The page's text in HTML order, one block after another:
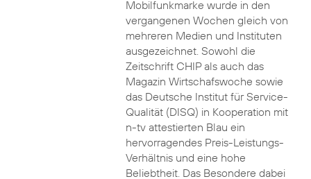
Mobilfunkmarke wurde in den
vergangenen Wochen gleich von
mehreren Medien und Instituten
ausgezeichnet. Sowohl die
Zeitschrift CHIP als auch das
Magazin Wirtschafswoche sowie
das Deutsche Institut für Service-
Qualität (DISQ) in Kooperation mit
n-tv attestierten Blau ein
hervorragendes Preis-Leistungs-
Verhältnis und eine hohe
Beliebtheit. Das Besondere dabei